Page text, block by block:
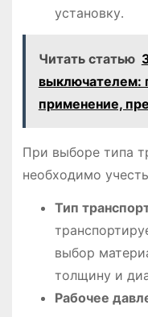
установку․
Читать статью
выключателем:
применение,
При выборе типа
необходимо
Тип
выбор
толщину и
Рабочее